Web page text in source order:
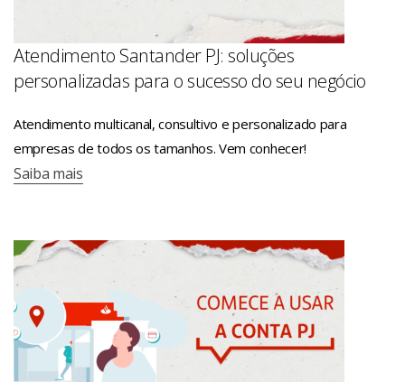
Atendimento Santander PJ: soluções
personalizadas para o sucesso do seu negócio
Atendimento multicanal, consultivo e personalizado para
empresas de todos os tamanhos. Vem conhecer!
Saiba mais